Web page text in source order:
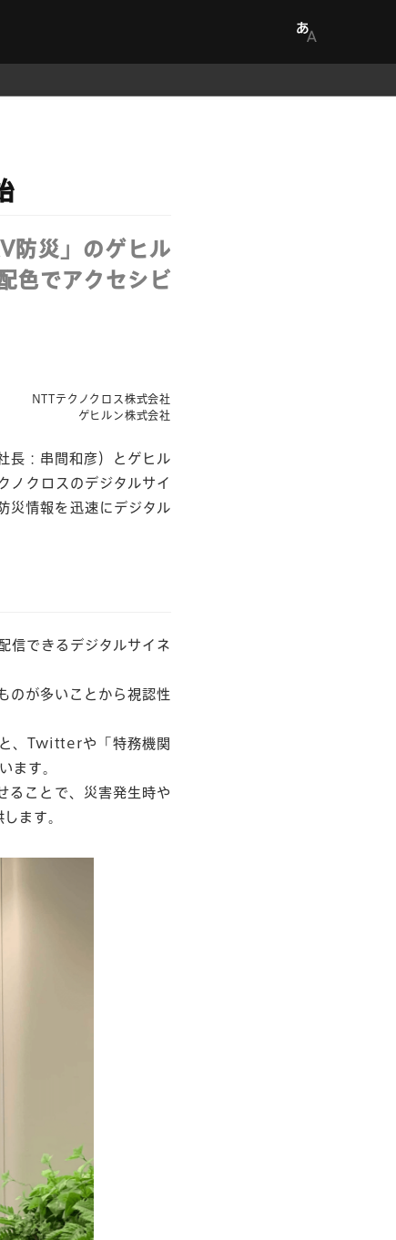
防災」のゲヒル
色でアクセシビ
NTTテクノクロス株式会社
ゲヒルン株式会社
長：串間和彦）とゲヒル
ノクロスのデジタルサイ
災情報を迅速にデジタル
信できるデジタルサイネ
のが多いことから視認性
、Twitterや「特務機関
ます。
ることで、災害発生時や
ます。